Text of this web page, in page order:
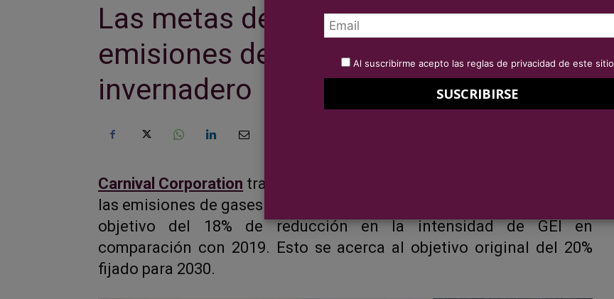
Las metas de Carnival para reducir
emisiones de gases de efecto
invernadero
Carnival Corporation trabaja en ciertas metas ambiciosas para reducir
las emisiones de gases de efecto invernadero (GEI) para 2024, con un
objetivo del 18% de reducción en la intensidad de GEI en
comparación con 2019. Esto se acerca al objetivo original del 20%
fijado para 2030.
Al suscribirme acepto las reglas de privacidad de este sitio